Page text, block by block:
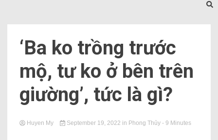
‘Ba ko trồng trước
mộ, tư ko ở bên trên
giường’, tức là gì?
Huyen My September 19, 2022 in Phong Thủy - 9 Minutes